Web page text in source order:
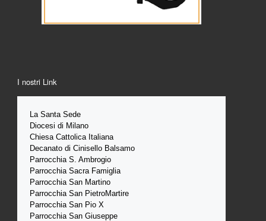
I nostri Link
La Santa Sede
Diocesi di Milano
Chiesa Cattolica Italiana
Decanato di Cinisello Balsamo
Parrocchia S. Ambrogio
Parrocchia Sacra Famiglia
Parrocchia San Martino
Parrocchia San PietroMartire
Parrocchia San Pio X
Parrocchia San Giuseppe